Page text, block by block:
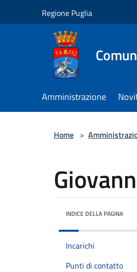
Regione Puglia
Amministrazione
Home >
INDICE DELLA PAGINA
Incarichi
Punti di contatto